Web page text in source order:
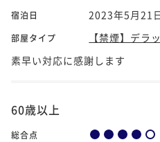
宿泊日 2023年5月21
部屋タイプ
【禁煙】デラ
素早い対応に感謝します
60歳以上
総合点